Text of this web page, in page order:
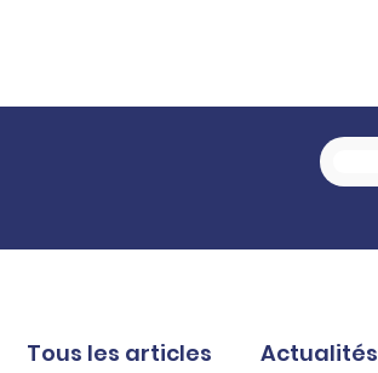
Tous les articles Actualités